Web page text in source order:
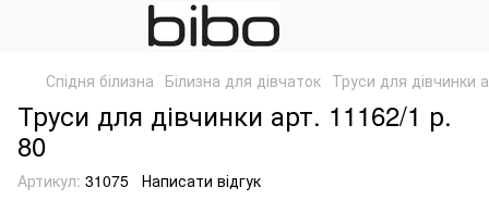
Спідня білизна Білизна для дівчаток Труси для дівчинки
Труси для дівчинки арт. 11162/1 р.
80
Артикул: 31075 Написати відгук